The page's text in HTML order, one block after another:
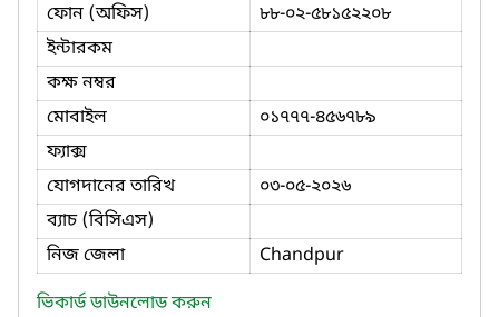
ফোন (অফিস)
৮৮-০২-৫৮১৫২২০৮
ইন্টারকম
কক্ষ নম্বর
মোবাইল
০১৭৭৭-৪৫৬৭৮৯
ফ্যাক্স
যোগদানের তারিখ
০৩-০৫-২০২৬
ব্যাচ (বিসিএস)
নিজ জেলা
Chandpur
ভিকার্ড ডাউনলোড করুন